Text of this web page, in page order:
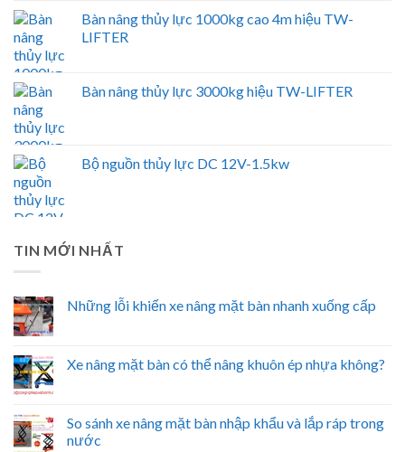
Bàn nâng thủy lực 1000kg cao 4m hiệu TW-
LIFTER
Bàn nâng thủy lực 3000kg hiệu TW-LIFTER
Bộ nguồn thủy lực DC 12V-1.5kw
TIN MỚI NHẤT
Những lỗi khiến xe nâng mặt bàn nhanh xuống cấp
Xe nâng mặt bàn có thể nâng khuôn ép nhựa không?
So sánh xe nâng mặt bàn nhập khẩu và lắp ráp trong
nước